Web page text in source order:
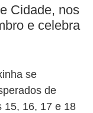
BUSCAR
Cidade, nos
e celebra
se
de
15, 16, 17 e 18